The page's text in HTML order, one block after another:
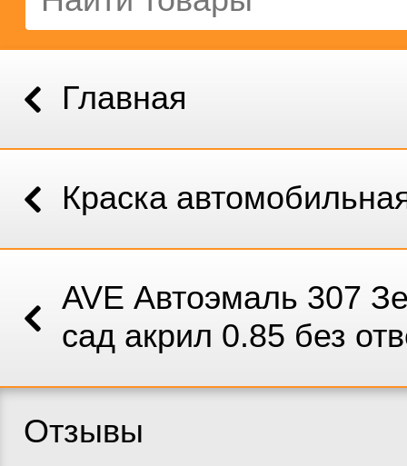
Главная
Краска
AVE Автоэмаль 307
сад акрил 0.85 без
Отзывы